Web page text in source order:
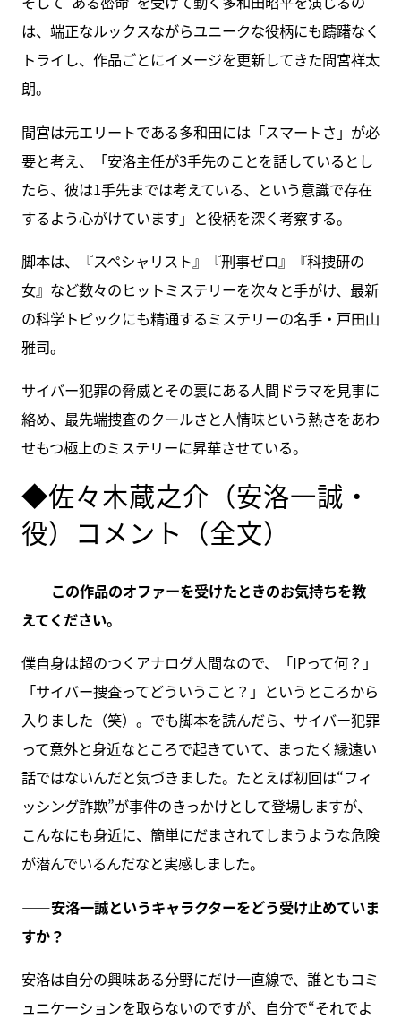
は、端正なルックスながらユニークな役柄にも躊躇なく
トライし、作品ごとにイメージを更新してきた間宮祥太
朗。
間宮は元エリートである多和田には「スマートさ」が必
要と考え、「安洛主任が3手先のことを話しているとし
たら、彼は1手先までは考えている、という意識で存在
するよう心がけています」と役柄を深く考察する。
脚本は、『スペシャリスト』『刑事ゼロ』『科捜研の
女』など数々のヒットミステリーを次々と手がけ、最新
の科学トピックにも精通するミステリーの名手・戸田山
雅司。
サイバー犯罪の脅威とその裏にある人間ドラマを見事に
絡め、最先端捜査のクールさと人情味という熱さをあわ
せもつ極上のミステリーに昇華させている。
◆佐々木蔵之介（安洛一誠・
役）コメント（全文）
――この作品のオファーを受けたときのお気持ちを教
えてください。
僕自身は超のつくアナログ人間なので、「IPって何？」
「サイバー捜査ってどういうこと？」というところから
入りました（笑）。でも脚本を読んだら、サイバー犯罪
って意外と身近なところで起きていて、まったく縁遠い
話ではないんだと気づきました。たとえば初回は“フィ
ッシング詐欺”が事件のきっかけとして登場しますが、
こんなにも身近に、簡単にだまされてしまうような危険
が潜んでいるんだなと実感しました。
――安洛一誠というキャラクターをどう受け止めていま
すか？
安洛は自分の興味ある分野にだけ一直線で、誰ともコミ
ュニケーションを取らないのですが、自分で“それでよ